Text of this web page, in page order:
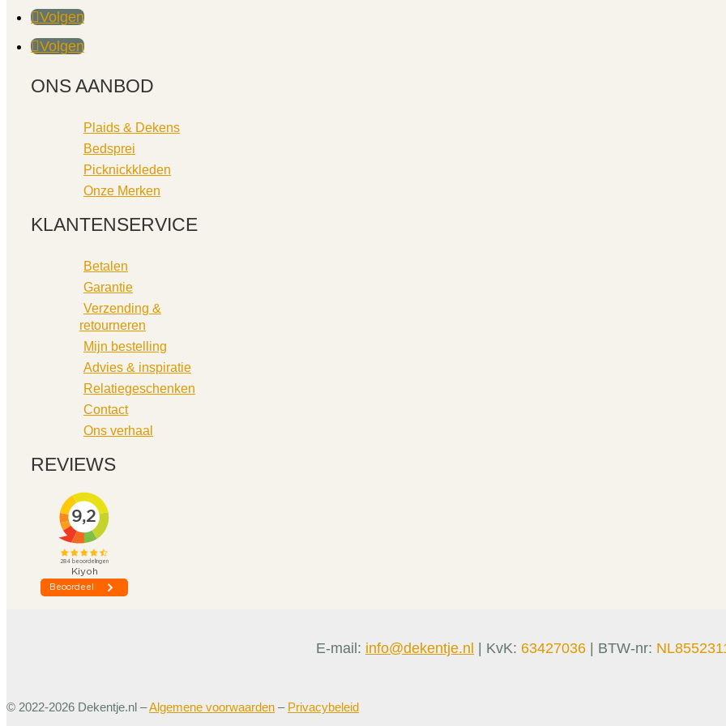
Volgen
Volgen
ONS AANBOD
Plaids & Dekens
Bedsprei
Picknickkleden
Onze Merken
KLANTENSERVICE
Betalen
Garantie
Verzending &
retourneren
Mijn bestelling
Advies & inspiratie
Relatiegeschenken
Contact
Ons verhaal
REVIEWS
E-mail: info@dekentje.nl | KvK: 63427036 | BTW-nr:
© 2022-2026 Dekentje.nl –Algemene voorwaarden – Privacybeleid